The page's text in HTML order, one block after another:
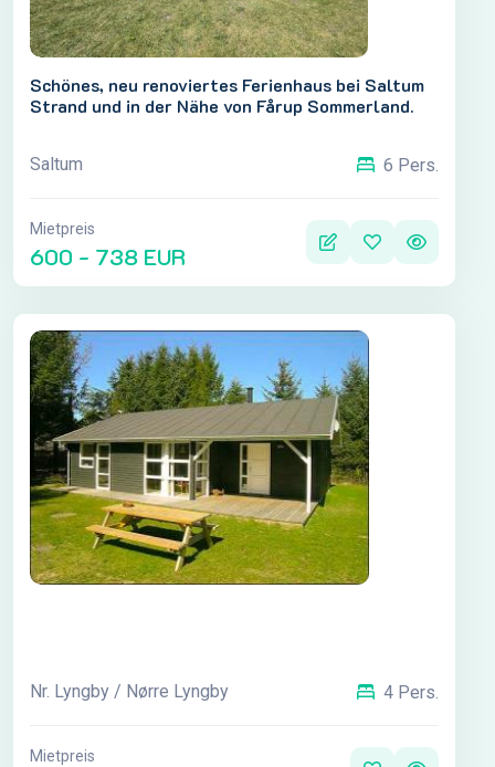
Schönes, neu renoviertes Ferienhaus bei Saltum
Strand und in der Nähe von Fårup Sommerland.
Saltum 6 Pers.
Mietpreis
600 - 738 EUR
Nr. Lyngby / Nørre Lyngby 4 Pers.
Mietpreis